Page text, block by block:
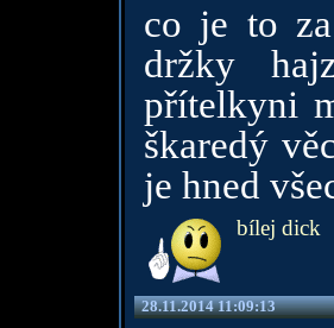
co je to
držky
přítelkyni
škaredý
je hned
bílej dick
28.11.2014 11:09:13